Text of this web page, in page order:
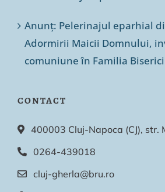
Anunț: Pelerinajul eparhial
Adormirii Maicii Domnului,
comuniune în Familia
CONTACT
400003 Cluj-Napoca (CJ), str.
0264-439018
cluj-gherla@bru.ro